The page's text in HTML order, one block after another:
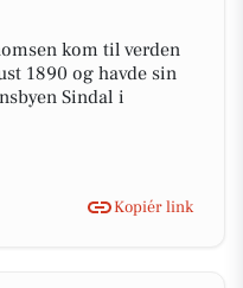
kom til verden
1890 og havde sin
Sindal i
Kopiér link